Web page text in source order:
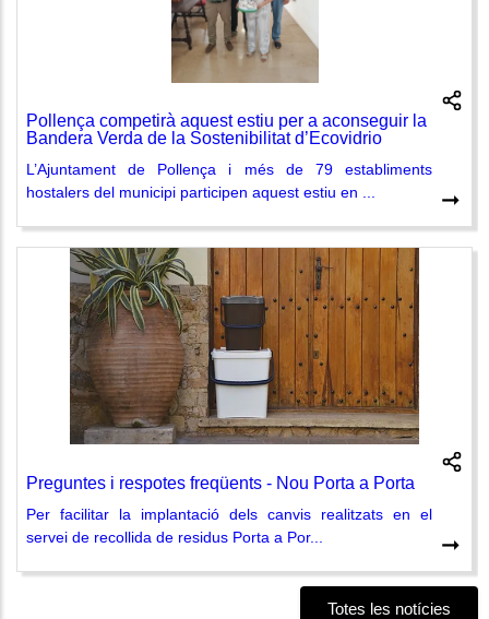
Pollença competirà aquest estiu per a aconseguir la
Bandera Verda de la Sostenibilitat d’Ecovidrio
L’Ajuntament de Pollença i més de 79 establiments
hostalers del municipi participen aquest estiu en ...
➞
Preguntes i respotes freqüents - Nou Porta a Porta
Per facilitar la implantació dels canvis realitzats en el
servei de recollida de residus Porta a Por...
➞
Totes les notícies